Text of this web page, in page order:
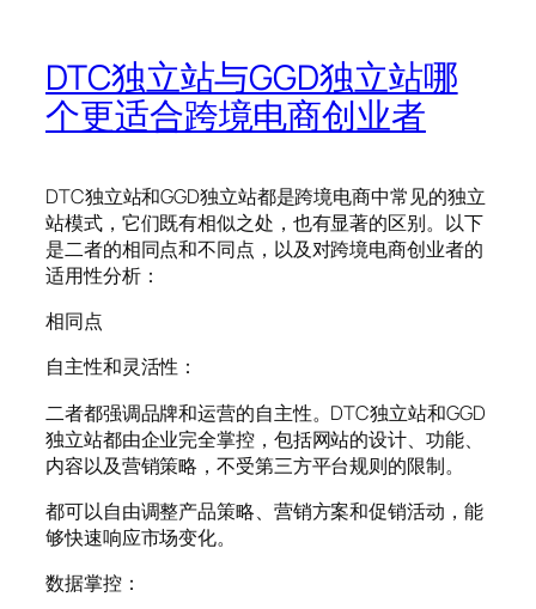
DTC独立站与GGD独立站哪
个更适合跨境电商创业者
DTC独立站和GGD独立站都是跨境电商中常见的独立
站模式，它们既有相似之处，也有显著的区别。以下
是二者的相同点和不同点，以及对跨境电商创业者的
适用性分析：
相同点
自主性和灵活性：
二者都强调品牌和运营的自主性。DTC独立站和GGD
独立站都由企业完全掌控，包括网站的设计、功能、
内容以及营销策略，不受第三方平台规则的限制。
都可以自由调整产品策略、营销方案和促销活动，能
够快速响应市场变化。
数据掌控：